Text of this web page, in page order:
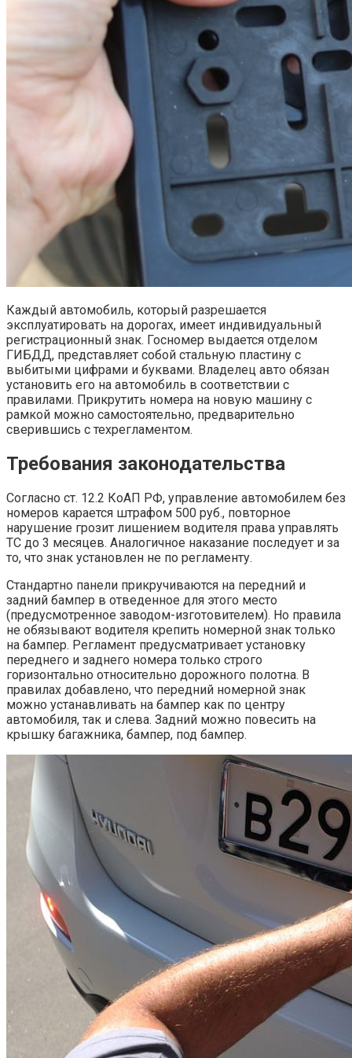
Каждый автомобиль, который разрешается
эксплуатировать на дорогах, имеет индивидуальный
регистрационный знак. Госномер выдается отделом
ГИБДД, представляет собой стальную пластину с
выбитыми цифрами и буквами. Владелец авто обязан
установить его на автомобиль в соответствии с
правилами. Прикрутить номера на новую машину с
рамкой можно самостоятельно, предварительно
сверившись с техрегламентом.
Требования законодательства
Согласно ст. 12.2 КоАП РФ, управление автомобилем без
номеров карается штрафом 500 руб., повторное
нарушение грозит лишением водителя права управлять
ТС до 3 месяцев. Аналогичное наказание последует и за
то, что знак установлен не по регламенту.
Стандартно панели прикручиваются на передний и
задний бампер в отведенное для этого место
(предусмотренное заводом-изготовителем). Но правила
не обязывают водителя крепить номерной знак только
на бампер. Регламент предусматривает установку
переднего и заднего номера только строго
горизонтально относительно дорожного полотна. В
правилах добавлено, что передний номерной знак
можно устанавливать на бампер как по центру
автомобиля, так и слева. Задний можно повесить на
крышку багажника, бампер, под бампер.